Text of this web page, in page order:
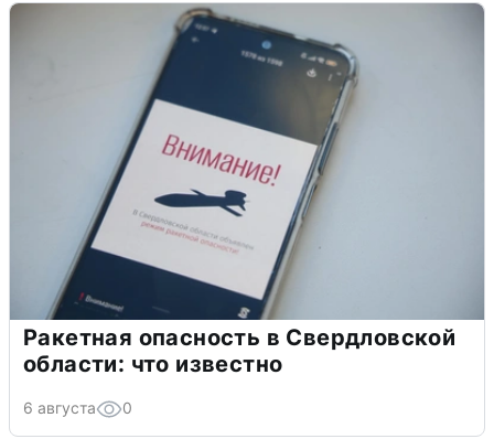
Ракетная опасность в Свердловской
области: что известно
6 августа 0